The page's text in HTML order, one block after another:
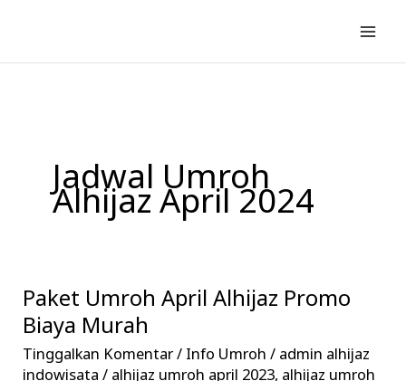
konten
Jadwal Umroh
Alhijaz April 2024
Paket Umroh April Alhijaz Promo
Biaya Murah
Tinggalkan Komentar/ Info Umroh / admin alhijaz
indowisata/ alhijaz umroh april 2023, alhijaz umroh
Paket
Umroh
April
Alhijaz